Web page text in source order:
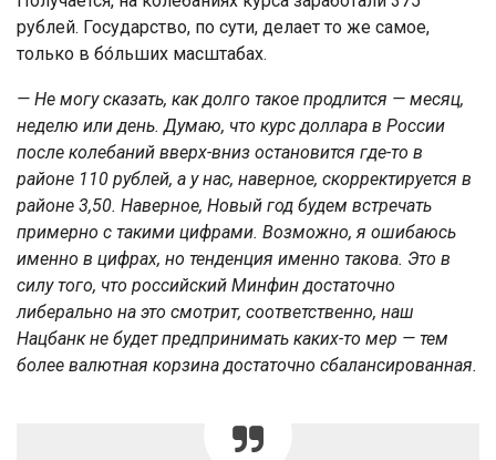
рублей. Государство, по сути, делает то же самое,
только в бо́льших масштабах.
— Не могу сказать, как долго такое продлится — месяц,
неделю или день. Думаю, что курс доллара в России
после колебаний вверх-вниз остановится где-то в
районе 110 рублей, а у нас, наверное, скорректируется в
районе 3,50. Наверное, Новый год будем встречать
примерно с такими цифрами. Возможно, я ошибаюсь
именно в цифрах, но тенденция именно такова. Это в
силу того, что российский Минфин достаточно
либерально на это смотрит, соответственно, наш
Нацбанк не будет предпринимать каких-то мер — тем
более валютная корзина достаточно сбалансированная.